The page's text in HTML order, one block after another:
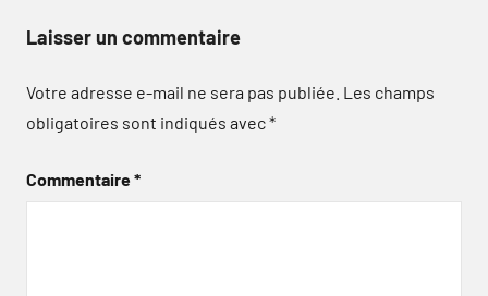
Laisser un commentaire
Votre adresse e-mail ne sera pas publiée. Les champs
obligatoires sont indiqués avec*
Commentaire*